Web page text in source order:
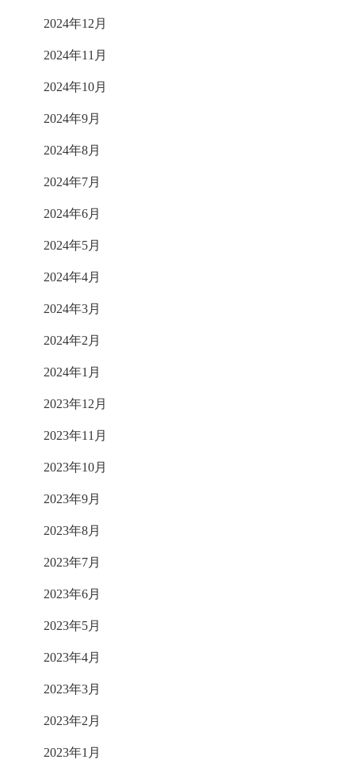
2024年12月
2024年11月
2024年10月
2024年9月
2024年8月
2024年7月
2024年6月
2024年5月
2024年4月
2024年3月
2024年2月
2024年1月
2023年12月
2023年11月
2023年10月
2023年9月
2023年8月
2023年7月
2023年6月
2023年5月
2023年4月
2023年3月
2023年2月
2023年1月